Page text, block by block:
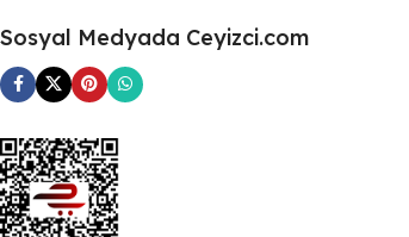
Sosyal Medyada Ceyizci.com